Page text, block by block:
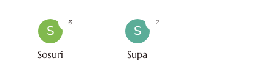
S
Sosuri
6
S
Supa
2